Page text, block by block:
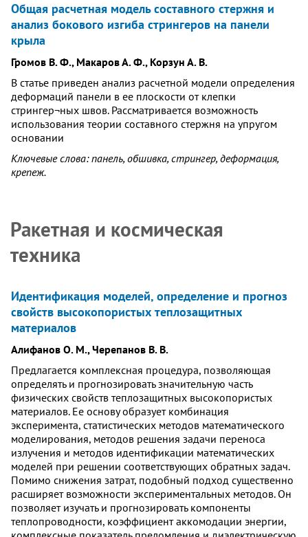
Общая расчетная модель составного стержня и
анализ бокового изгиба стрингеров на панели
крыла
Громов В. Ф., Макаров А. Ф., Корзун А. В.
В статье приведен анализ расчетной модели определения
деформаций панели в ее плоскости от клепки
стрингер¬ных швов. Рассматривается возможность
использования теории составного стержня на упругом
основании
Ключевые слова: панель, обшивка, стрингер, деформация,
крепеж.
Ракетная и космическая
техника
Идентификация моделей, определение и прогноз
свойств высокопористых теплозащитных
материалов
Алифанов О. М., Черепанов В. В.
Предлагается комплексная процедура, позволяющая
определять и прогнозировать значительную часть
физических свойств теплозащитных высокопористых
материалов. Ее основу образует комбинация
эксперимента, статистических методов математического
моделирования, методов решения задачи переноса
излучения и методов идентификации математических
моделей при решении соответствующих обратных задач.
Помимо снижения затрат, подобный подход существенно
расширяет возможности экспериментальных методов. Он
позволяет изучать и прогнозировать компоненты
теплопроводности, коэффициент аккомодации энергии,